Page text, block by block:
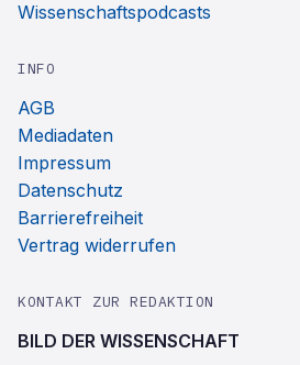
Wissenschaftspodcasts
INFO
AGB
Mediadaten
Impressum
Datenschutz
Barrierefreiheit
Vertrag widerrufen
KONTAKT ZUR REDAKTION
BILD DER WISSENSCHAFT